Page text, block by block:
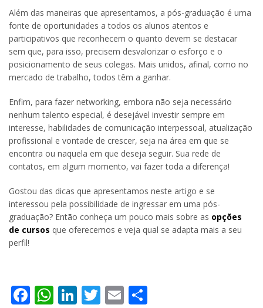
Além das maneiras que apresentamos, a pós-graduação é uma
fonte de oportunidades a todos os alunos atentos e
participativos que reconhecem o quanto devem se destacar
sem que, para isso, precisem desvalorizar o esforço e o
posicionamento de seus colegas. Mais unidos, afinal, como no
mercado de trabalho, todos têm a ganhar.
Enfim, para fazer networking, embora não seja necessário
nenhum talento especial, é desejável investir sempre em
interesse, habilidades de comunicação interpessoal, atualização
profissional e vontade de crescer, seja na área em que se
encontra ou naquela em que deseja seguir. Sua rede de
contatos, em algum momento, vai fazer toda a diferença!
Gostou das dicas que apresentamos neste artigo e se
interessou pela possibilidade de ingressar em uma pós-
graduação? Então conheça um pouco mais sobre as opções
de cursos que oferecemos e veja qual se adapta mais a seu
perfil!
Facebook
WhatsApp
LinkedIn
Twitter
Email